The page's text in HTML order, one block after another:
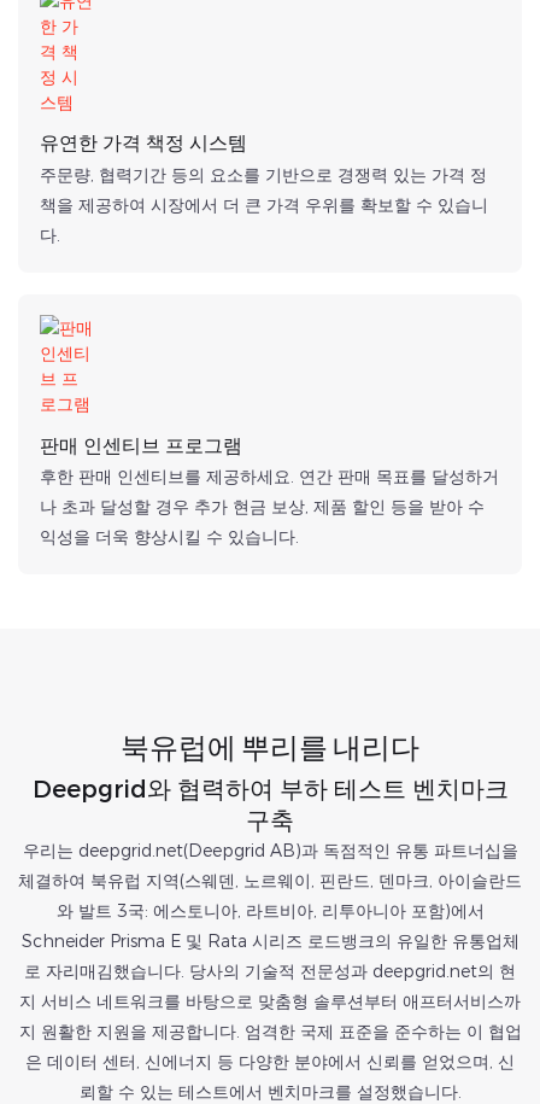
유연한 가격 책정 시스템
주문량, 협력기간 등의 요소를 기반으로 경쟁력 있는 가격 정
책을 제공하여 시장에서 더 큰 가격 우위를 확보할 수 있습니
다.
판매 인센티브 프로그램
후한 판매 인센티브를 제공하세요. 연간 판매 목표를 달성하거
나 초과 달성할 경우 추가 현금 보상, 제품 할인 등을 받아 수
익성을 더욱 향상시킬 수 있습니다.
북유럽에 뿌리를 내리다
Deepgrid와 협력하여 부하 테스트 벤치마크
구축
우리는 deepgrid.net(Deepgrid AB)과 독점적인 유통 파트너십을
체결하여 북유럽 지역(스웨덴, 노르웨이, 핀란드, 덴마크, 아이슬란드
와 발트 3국: 에스토니아, 라트비아, 리투아니아 포함)에서
Schneider Prisma E 및 Rata 시리즈 로드뱅크의 유일한 유통업체
로 자리매김했습니다. 당사의 기술적 전문성과 deepgrid.net의 현
지 서비스 네트워크를 바탕으로 맞춤형 솔루션부터 애프터서비스까
지 원활한 지원을 제공합니다. 엄격한 국제 표준을 준수하는 이 협업
은 데이터 센터, 신에너지 등 다양한 분야에서 신뢰를 얻었으며, 신
뢰할 수 있는 테스트에서 벤치마크를 설정했습니다.